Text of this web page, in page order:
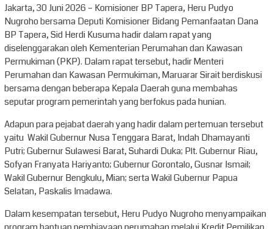
Jakarta, 30 Juni 2026 – Komisioner BP Tapera, Heru Pudyo
Nugroho bersama Deputi Komisioner Bidang Pemanfaatan Dana
BP Tapera, Sid Herdi Kusuma hadir dalam rapat yang
diselenggarakan oleh Kementerian Perumahan dan Kawasan
Permukiman (PKP). Dalam rapat tersebut, hadir Menteri
Perumahan dan Kawasan Permukiman, Maruarar Sirait berdiskusi
bersama dengan beberapa Kepala Daerah guna membahas
seputar program pemerintah yang berfokus pada hunian.
Adapun para pejabat daerah yang hadir dalam pertemuan tersebut
yaitu Wakil Gubernur Nusa Tenggara Barat, Indah Dhamayanti
Putri; Gubernur Sulawesi Barat, Suhardi Duka; Plt. Gubernur Riau,
Sofyan Franyata Hariyanto; Gubernur Gorontalo, Gusnar Ismail;
Wakil Gubernur Bengkulu, Mian; serta Wakil Gubernur Papua
Selatan, Paskalis Imadawa.
Dalam kesempatan tersebut, Heru Pudyo Nugroho menyampaikan